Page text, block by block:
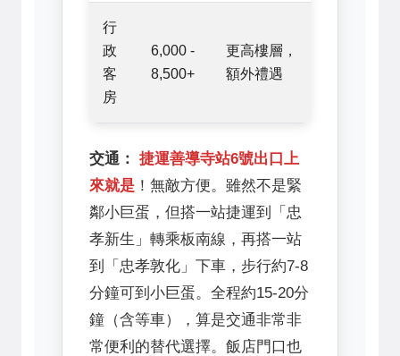
行
政
客
房
6,000 -
8,500+
更高樓層，
額外禮遇
交通： 捷運善導寺站6號出口上
來就是 ！無敵方便。雖然不是緊
鄰小巨蛋，但搭一站捷運到「忠
孝新生」轉乘板南線，再搭一站
到「忠孝敦化」下車，步行約7-8
分鐘可到小巨蛋。全程約15-20分
鐘（含等車），算是交通非常非
常便利的替代選擇。飯店門口也